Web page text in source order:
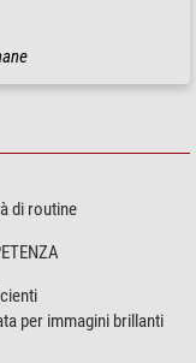
di routine
per immagini brillanti